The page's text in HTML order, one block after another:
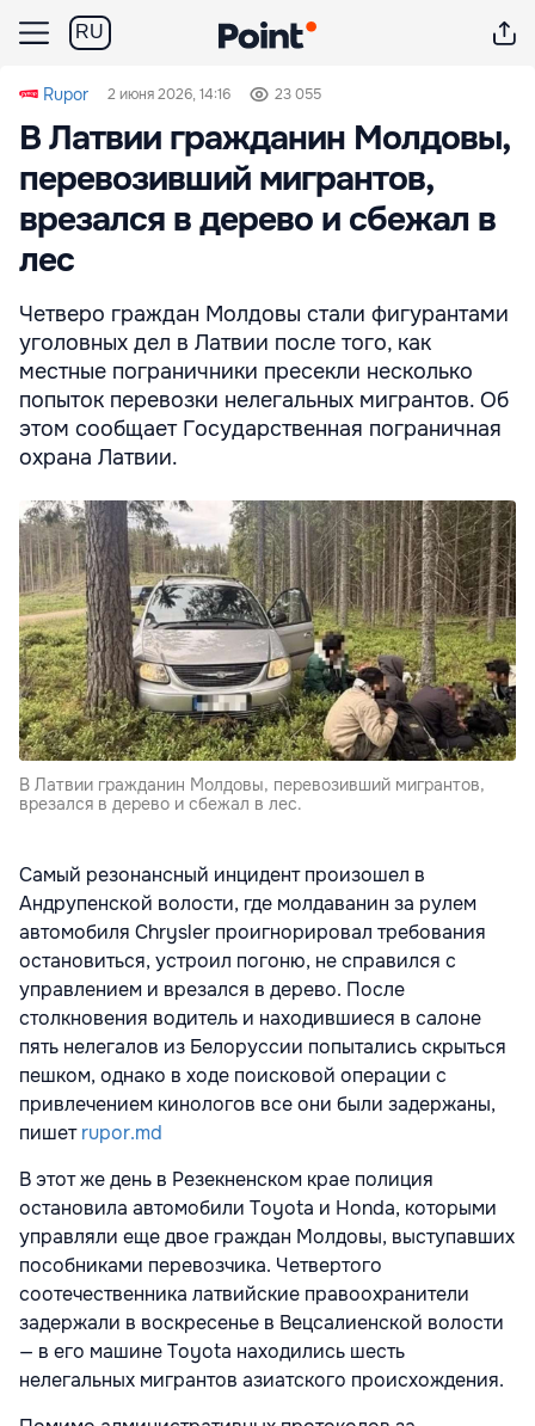
RU
Rupor 2 июня 2026, 14:16 23 055
В Латвии гражданин Молдовы,
перевозивший мигрантов,
врезался в дерево и сбежал в
лес
Четверо граждан Молдовы стали фигурантами
уголовных дел в Латвии после того, как
местные пограничники пресекли несколько
попыток перевозки нелегальных мигрантов. Об
этом сообщает Государственная пограничная
охрана Латвии.
В Латвии гражданин Молдовы, перевозивший мигрантов,
врезался в дерево и сбежал в лес.
Самый резонансный инцидент произошел в
Андрупенской волости, где молдаванин за рулем
автомобиля Chrysler проигнорировал требования
остановиться, устроил погоню, не справился с
управлением и врезался в дерево. После
столкновения водитель и находившиеся в салоне
пять нелегалов из Белоруссии попытались скрыться
пешком, однако в ходе поисковой операции с
привлечением кинологов все они были задержаны,
пишетrupor.md
В этот же день в Резекненском крае полиция
остановила автомобили Toyota и Honda, которыми
управляли еще двое граждан Молдовы, выступавших
пособниками перевозчика. Четвертого
соотечественника латвийские правоохранители
задержали в воскресенье в Вецсалиенской волости
— в его машине Toyota находились шесть
нелегальных мигрантов азиатского происхождения.